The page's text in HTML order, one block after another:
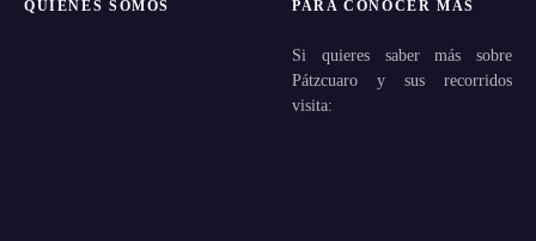
QUIENES SOMOS PARA CONOCER MÁS
Si quieres saber más sobre
Pátzcuaro y sus recorridos
visita: